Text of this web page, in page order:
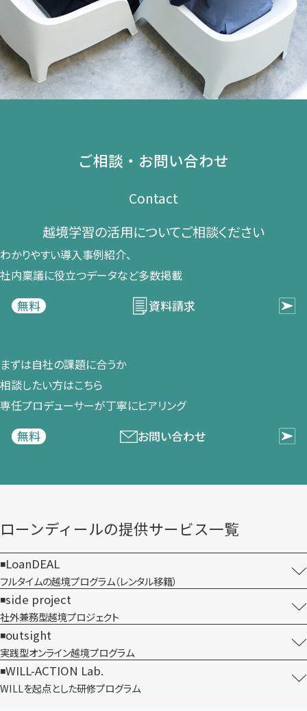
ご相談・お問い合わせ
Contact
越境学習の​活用に​ついて​ご相談ください​
わかりやすい導入事例紹介、​
社内稟議に​役立つデータなど​多数掲載
無料
資料請求
まずは​自社の​課題に​合うか​
相談したい方は​こちら
専任プロデューサーが​丁寧に​ヒアリング
無料
お問い合わせ
ローンディールの​提供サービス一覧
LoanDEAL
フルタイムの越境プログラム​（レンタル移籍）
side project
社外兼務型​越境プロジェクト
outsight
実践型オンライン​越境プログラム
WILL-ACTION Lab.
WILLを​起点とした​研修プログラム